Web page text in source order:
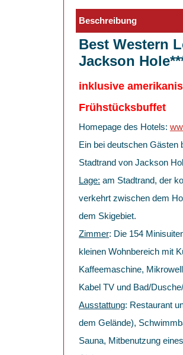
Beschreibung
Best Western
Jackson
inklusive
Frühstücksbuffet
Homepage des Hotels:
Ein bei deutschen Gästen
Stadtrand von Jackson
Lage: am Stadtrand, der
verkehrt zwischen dem
dem Skigebiet.
Zimmer: Die 154
kleinen Wohnbereich mit
Kaffeemaschine,
Kabel TV und Bad/
Ausstattung: Restaurant
dem Gelände),
Sauna, Mitbenutzung